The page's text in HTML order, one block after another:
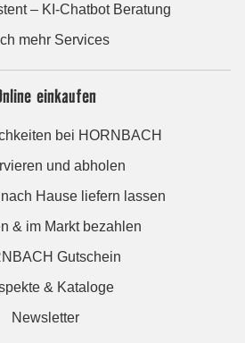
– KI-Chatbot Beratung
mehr Services
einkaufen
bei HORNBACH
und abholen
Hause liefern lassen
& im Markt bezahlen
Gutschein
& Kataloge
Newsletter